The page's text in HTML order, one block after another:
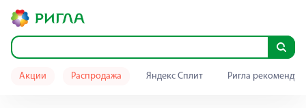
Акции Распродажа Яндекс Сплит Ригла